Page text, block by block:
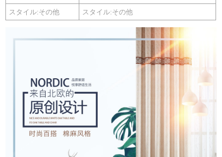
スタイル:その他 スタイル:その他